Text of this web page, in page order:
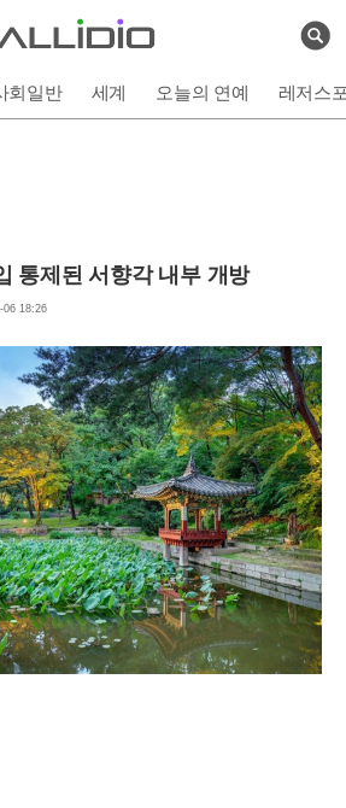
검
회일반 세계 오늘의 연예 레저스
통제된 서향각 내부 개방
06 18:26